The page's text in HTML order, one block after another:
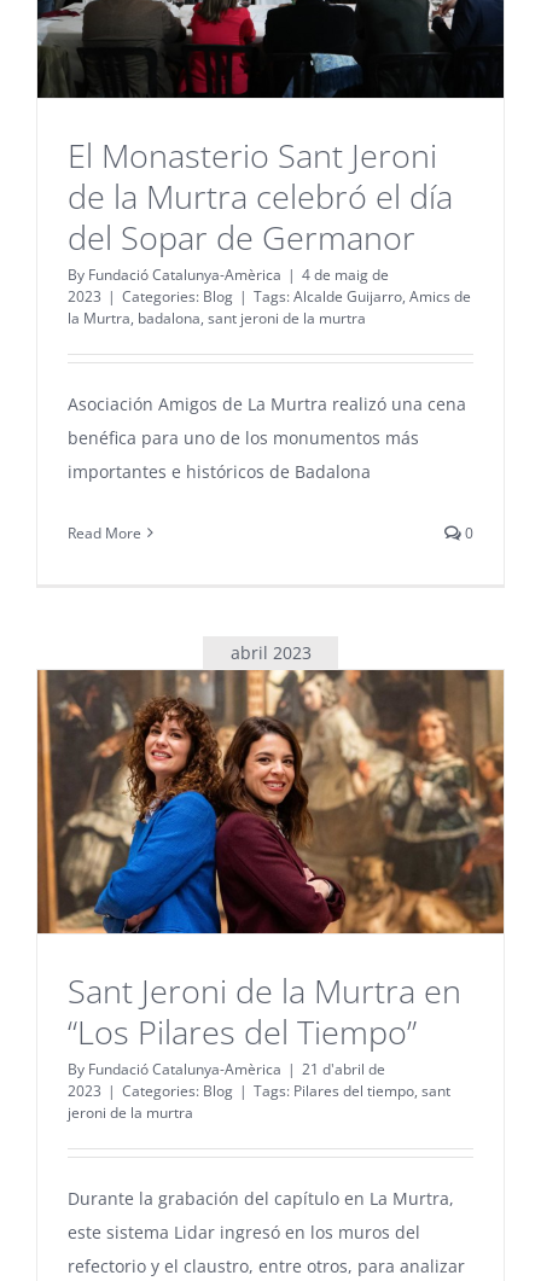
El Monasterio Sant Jeroni
de la Murtra celebró el día
del Sopar de Germanor
By Fundació Catalunya-Amèrica | 4 de maig de
2023 | Categories: Blog | Tags:Alcalde Guijarro, Amics de
la Murtra, badalona, sant jeroni de la murtra
Asociación Amigos de La Murtra realizó una cena
benéfica para uno de los monumentos más
importantes e históricos de Badalona
Read More 0
abril 2023
Sant Jeroni de la Murtra en
“Los Pilares del Tiempo”
By Fundació Catalunya-Amèrica | 21 d'abril de
2023 | Categories: Blog | Tags: Pilares del tiempo, sant
jeroni de la murtra
Durante la grabación del capítulo en La Murtra,
este sistema Lidar ingresó en los muros del
refectorio y el claustro, entre otros, para analizar